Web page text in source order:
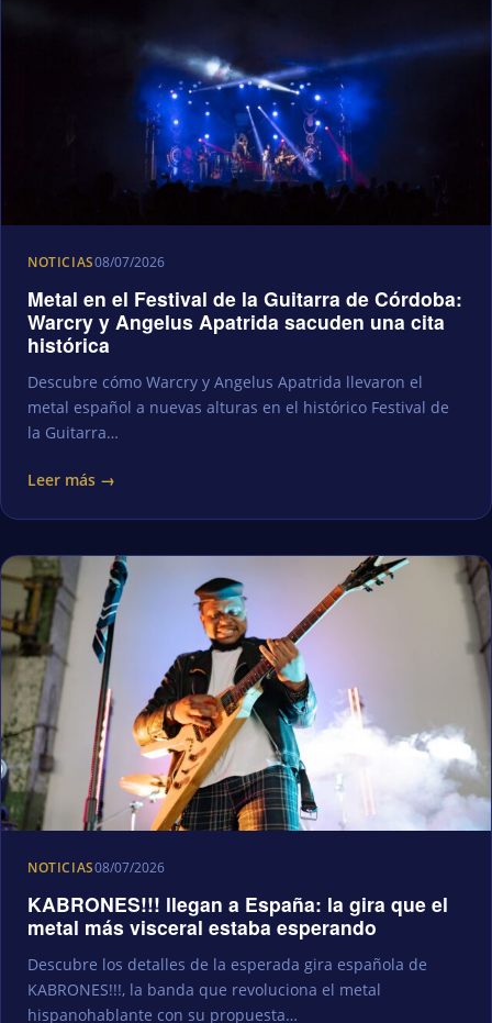
NOTICIAS08/07/2026
Metal en el Festival de la Guitarra de Córdoba:
Warcry y Angelus Apatrida sacuden una cita
histórica
Descubre cómo Warcry y Angelus Apatrida llevaron el
metal español a nuevas alturas en el histórico Festival de
la Guitarra…
Leer más →
NOTICIAS08/07/2026
KABRONES!!! llegan a España: la gira que el
metal más visceral estaba esperando
Descubre los detalles de la esperada gira española de
KABRONES!!!, la banda que revoluciona el metal
hispanohablante con su propuesta…